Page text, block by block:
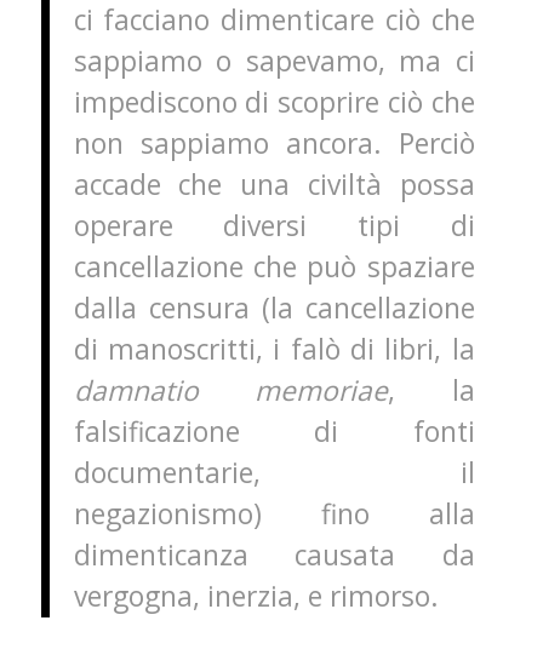
ci facciano dimenticare ciò che
sappiamo o sapevamo, ma ci
impediscono di scoprire ciò che
non sappiamo ancora. Perciò
accade che una civiltà possa
operare diversi tipi di
cancellazione che può spaziare
dalla censura (la cancellazione
di manoscritti, i falò di libri, la
damnatio memoriae, la
falsificazione di fonti
documentarie, il
negazionismo) fino alla
dimenticanza causata da
vergogna, inerzia, e rimorso.